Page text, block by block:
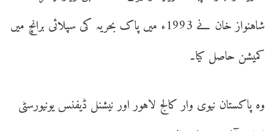
شاہنواز خان نے 1993ء میں پاک بحریہ کی سپلائی برانچ میں
کمیشن حاصل کیا۔
وہ پاکستان نیوی وار کالج لاہور اور نیشنل ڈیفنس یونیورسٹی